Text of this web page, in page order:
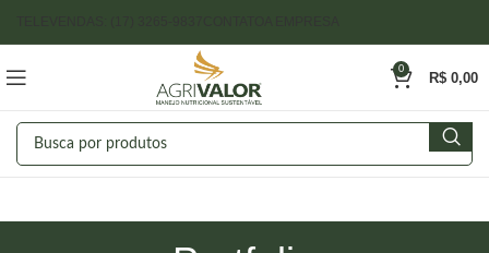
0 R$0,00